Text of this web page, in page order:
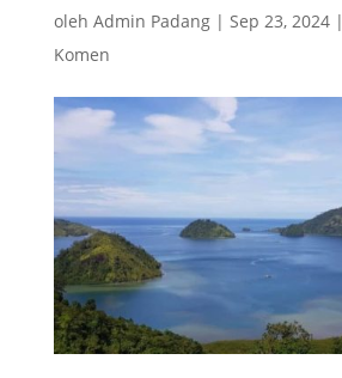
oleh Admin Padang| Sep 23, 2024|
Komen